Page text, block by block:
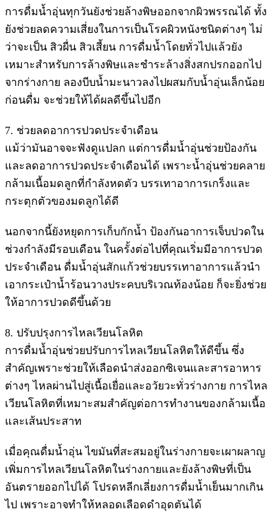
การดื่มน้ำอุ่นทุกวันยังช่วยล้างพิษออกจากผิวพรรณได้ ทั้ง
ยังช่วยลดความเสี่ยงในการเป็นโรคผิวหนังชนิดต่างๆ ไม่
ว่าจะเป็น สิวผื่น สิวเสี้ยน การดื่มน้ำโดยทั่วไปแล้วยัง
เหมาะสำหรับการล้างพิษและชำระล้างสิ่งสกปรกออกไป
จากร่างกาย ลองบีบน้ำมะนาวลงไปผสมกับน้ำอุ่นเล็กน้อย
ก่อนดื่ม จะช่วยให้ได้ผลดีขึ้นไปอีก
7. ช่วยลดอาการปวดประจำเดือน
แม้ว่ามันอาจจะฟังดูแปลก แต่การดื่มน้ำอุ่นช่วยป้องกัน
และลดอาการปวดประจำเดือนได้ เพราะน้ำอุ่นช่วยคลาย
กล้ามเนื้อมดลูกที่กำลังหดตัว บรรเทาอาการเกร็งและ
กระตุกตัวของมดลูกได้ดี
นอกจากนี้ยังหยุดการเก็บกักน้ำ ป้องกันอาการเจ็บปวดใน
ช่วงกำลังมีรอบเดือน ในครั้งต่อไปที่คุณเริ่มมีอาการปวด
ประจำเดือน ดื่มน้ำอุ่นสักแก้วช่วยบรรเทาอาการแล้วนำ
เอากระเป๋าน้ำร้อนวางประคบบริเวณท้องน้อย ก็จะยิ่งช่วย
ให้อาการปวดดีขึ้นด้วย
8. ปรับปรุงการไหลเวียนโลหิต
การดื่มน้ำอุ่นช่วยปรับการไหลเวียนโลหิตให้ดีขึ้น ซึ่ง
สำคัญเพราะช่วยให้เลือดนำส่งออกซิเจนและสารอาหาร
ต่างๆ ไหลผ่านไปสู่เนื้อเยื่อและอวัยวะทั่วร่างกาย การไหล
เวียนโลหิตที่เหมาะสมสำคัญต่อการทำงานของกล้ามเนื้อ
และเส้นประสาท
เมื่อคุณดื่มน้ำอุ่น ไขมันที่สะสมอยู่ในร่างกายจะเผาผลาญ
เพิ่มการไหลเวียนโลหิตในร่างกายและยังล้างพิษที่เป็น
อันตรายออกไปได้ โปรดหลีกเลี่ยงการดื่มน้ำเย็นมากเกิน
ไป เพราะอาจทำให้หลอดเลือดดำอุดตันได้